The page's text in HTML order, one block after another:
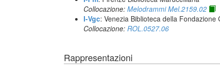
Collocazione: Melodrammi Mel.2159.02
I-Vgc: Venezia Biblioteca della Fondazione
Collocazione: ROL.0527.06
Rappresentazioni